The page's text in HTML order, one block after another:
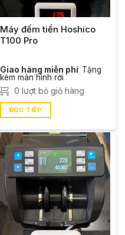
Máy đếm tiền Hoshico
T100 Pro
Giao hàng miễn phí Tặng
kèm màn hình rời
0 lượt bỏ giỏ hàng
ĐỌC TIẾP